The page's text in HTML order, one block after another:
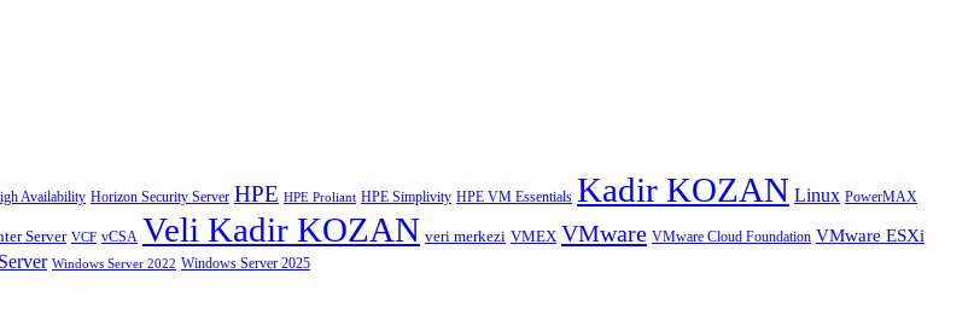
Availability Horizon Security Server HPE HPE Proliant HPE Simplivity HPE VM Essentials Kadir KOZAN Linux PowerMAX
Server VCF vCSA Veli Kadir KOZAN veri merkezi VMEX VMware VMware Cloud Foundation VMware ESXi
Windows Server 2022 Windows Server 2025